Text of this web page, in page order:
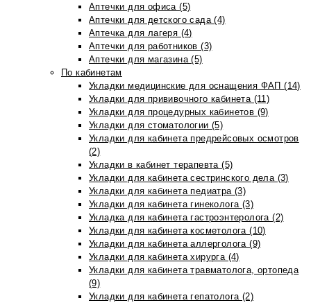
Аптечки для офиса (5)
Аптечки для детского сада (4)
Аптечка для лагеря (4)
Аптечки для работников (3)
Аптечки для магазина (5)
По кабинетам
Укладки медицинские для оснащения ФАП (14)
Укладки для прививочного кабинета (11)
Укладки для процедурных кабинетов (9)
Укладки для стоматологии (5)
Укладки для кабинета предрейсовых осмотров
(2)
Укладки в кабинет терапевта (5)
Укладки для кабинета сестринского дела (3)
Укладки для кабинета педиатра (3)
Укладки для кабинета гинеколога (3)
Укладка для кабинета гастроэнтеролога (2)
Укладки для кабинета косметолога (10)
Укладки для кабинета аллерголога (9)
Укладки для кабинета хирурга (4)
Укладки для кабинета травматолога, ортопеда
(9)
Укладки для кабинета гепатолога (2)